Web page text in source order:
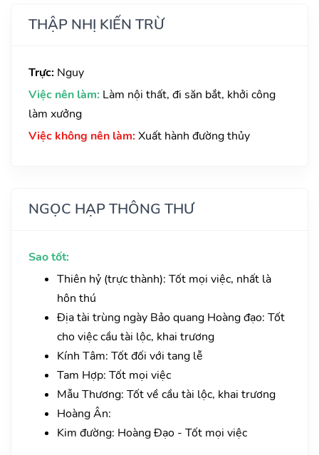
THẬP NHỊ KIẾN TRỪ
Trực: Nguy
Việc nên làm: Làm nội thất, đi săn bắt, khởi công
làm xưởng
Việc không nên làm: Xuất hành đường thủy
NGỌC HẠP THÔNG THƯ
Sao tốt:
Thiên hỷ (trực thành): Tốt mọi việc, nhất là
hôn thú
Địa tài trùng ngày Bảo quang Hoàng đạo: Tốt
cho việc cầu tài lộc, khai trương
Kính Tâm: Tốt đối với tang lễ
Tam Hợp: Tốt mọi việc
Mẫu Thương: Tốt về cầu tài lộc, khai trương
Hoàng Ân:
Kim đường: Hoàng Đạo - Tốt mọi việc